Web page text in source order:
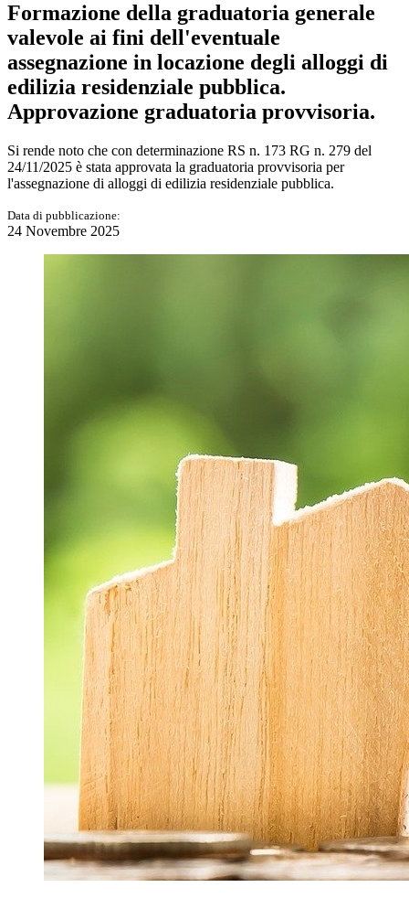
Formazione della graduatoria generale
valevole ai fini dell'eventuale
assegnazione in locazione degli alloggi di
edilizia residenziale pubblica.
Approvazione graduatoria provvisoria.
Si rende noto che con determinazione RS n. 173 RG n. 279 del
24/11/2025 è stata approvata la graduatoria provvisoria per
l'assegnazione di alloggi di edilizia residenziale pubblica.
Data di pubblicazione:
24 Novembre 2025